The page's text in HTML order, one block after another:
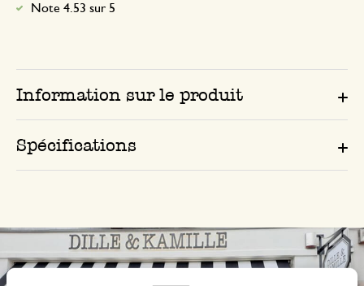
Note 4.53 sur 5
Information sur le produit
Spécifications